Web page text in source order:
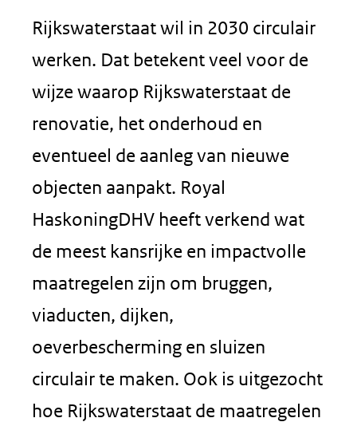
Rijkswaterstaat wil in 2030 circulair
werken. Dat betekent veel voor de
wijze waarop Rijkswaterstaat de
renovatie, het onderhoud en
eventueel de aanleg van nieuwe
objecten aanpakt. Royal
HaskoningDHV heeft verkend wat
de meest kansrijke en impactvolle
maatregelen zijn om bruggen,
viaducten, dijken,
oeverbescherming en sluizen
circulair te maken. Ook is uitgezocht
hoe Rijkswaterstaat de maatregelen